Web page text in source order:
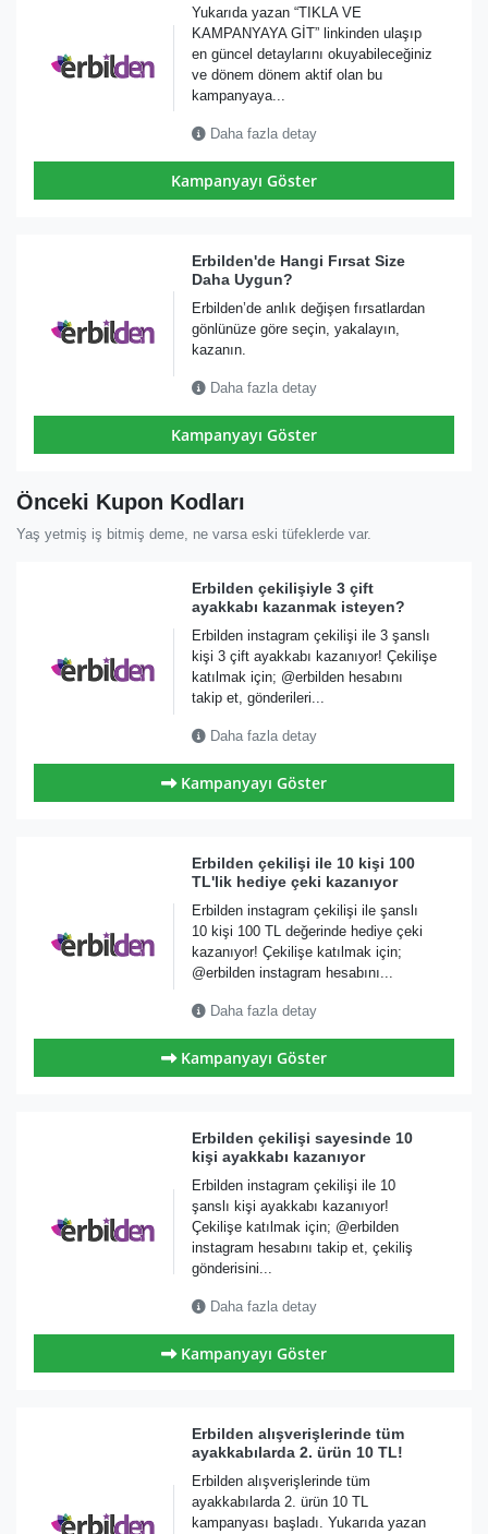
Yukarıda yazan “TIKLA VE
KAMPANYAYA GİT” linkinden ulaşıp
en güncel detaylarını okuyabileceğiniz
ve dönem dönem aktif olan bu
kampanyaya...
Daha fazla detay
Kampanyayı Göster
Erbilden'de Hangi Fırsat Size
Daha Uygun?
Erbilden’de anlık değişen fırsatlardan
gönlünüze göre seçin, yakalayın,
kazanın.
Daha fazla detay
Kampanyayı Göster
Önceki Kupon Kodları
Yaş yetmiş iş bitmiş deme, ne varsa eski tüfeklerde var.
Erbilden çekilişiyle 3 çift
ayakkabı kazanmak isteyen?
Erbilden instagram çekilişi ile 3 şanslı
kişi 3 çift ayakkabı kazanıyor! Çekilişe
katılmak için; @erbilden hesabını
takip et, gönderileri...
Daha fazla detay
Kampanyayı Göster
Erbilden çekilişi ile 10 kişi 100
TL'lik hediye çeki kazanıyor
Erbilden instagram çekilişi ile şanslı
10 kişi 100 TL değerinde hediye çeki
kazanıyor! Çekilişe katılmak için;
@erbilden instagram hesabını...
Daha fazla detay
Kampanyayı Göster
Erbilden çekilişi sayesinde 10
kişi ayakkabı kazanıyor
Erbilden instagram çekilişi ile 10
şanslı kişi ayakkabı kazanıyor!
Çekilişe katılmak için; @erbilden
instagram hesabını takip et, çekiliş
gönderisini...
Daha fazla detay
Kampanyayı Göster
Erbilden alışverişlerinde tüm
ayakkabılarda 2. ürün 10 TL!
Erbilden alışverişlerinde tüm
ayakkabılarda 2. ürün 10 TL
kampanyası başladı. Yukarıda yazan